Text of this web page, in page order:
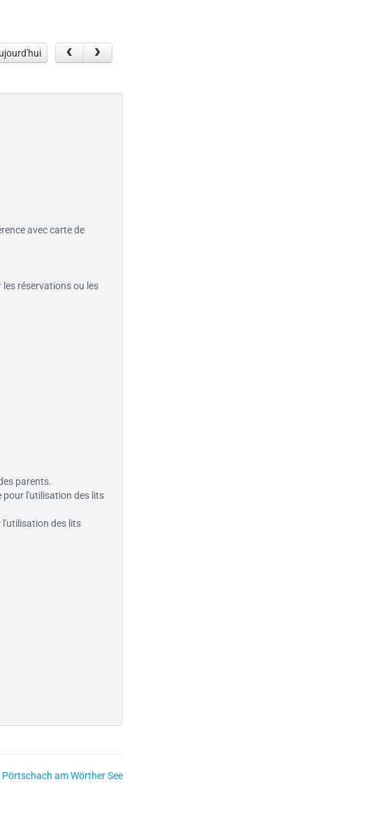
avec carte de
réservations ou les
parents.
pour l'utilisation des lits
l'utilisation des lits
am Wörther See